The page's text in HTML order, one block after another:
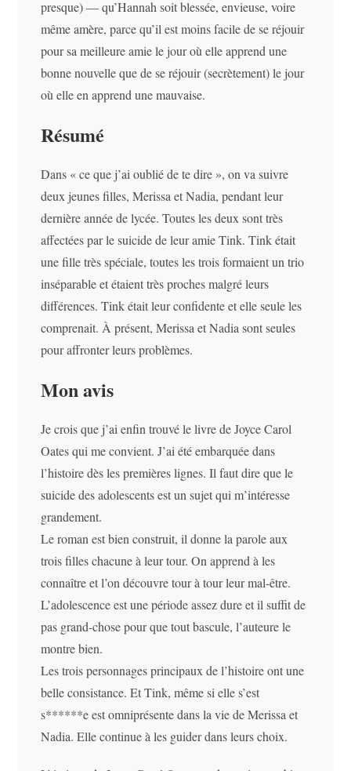
presque) — qu’Hannah soit blessée, envieuse, voire
même amère, parce qu’il est moins facile de se réjouir
pour sa meilleure amie le jour où elle apprend une
bonne nouvelle que de se réjouir (secrètement) le jour
où elle en apprend une mauvaise.
Résumé
Dans « ce que j’ai oublié de te dire », on va suivre
deux jeunes filles, Merissa et Nadia, pendant leur
dernière année de lycée. Toutes les deux sont très
affectées par le suicide de leur amie Tink. Tink était
une fille très spéciale, toutes les trois formaient un trio
inséparable et étaient très proches malgré leurs
différences. Tink était leur confidente et elle seule les
comprenait. À présent, Merissa et Nadia sont seules
pour affronter leurs problèmes.
Mon avis
Je crois que j’ai enfin trouvé le livre de Joyce Carol
Oates qui me convient. J’ai été embarquée dans
l’histoire dès les premières lignes. Il faut dire que le
suicide des adolescents est un sujet qui m’intéresse
grandement.
Le roman est bien construit, il donne la parole aux
trois filles chacune à leur tour. On apprend à les
connaître et l’on découvre tour à tour leur mal-être.
L’adolescence est une période assez dure et il suffit de
pas grand-chose pour que tout bascule, l’auteure le
montre bien.
Les trois personnages principaux de l’histoire ont une
belle consistance. Et Tink, même si elle s’est
s******e est omniprésente dans la vie de Merissa et
Nadia. Elle continue à les guider dans leurs choix.